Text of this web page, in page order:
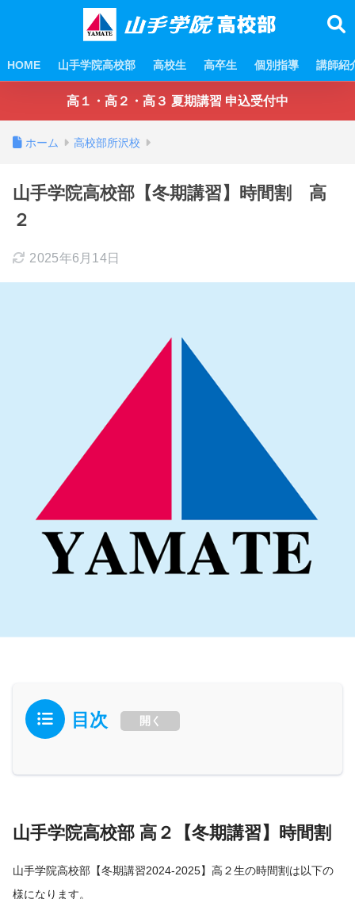
HOME 山手学院高校部 高校生 高卒生 個別指導 講師紹
高１・高２・高３ 夏期講習 申込受付中
ホーム 高校部所沢校
山手学院高校部【冬期講習】時間割 高
２
2025年6月14日
目次 開く
山手学院高校部 高２【冬期講習】時間割
山手学院高校部【冬期講習2024-2025】高２生の時間割は以下の
様になります。